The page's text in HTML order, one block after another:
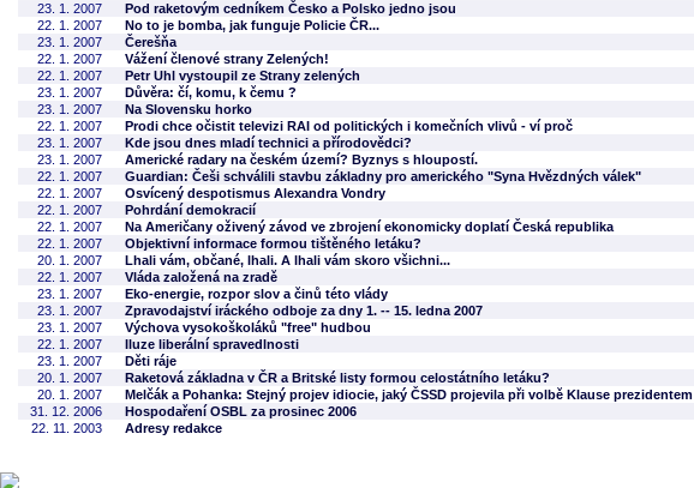
23. 1. 2007
Pod raketovým cedníkem Česko a Polsko jedno jsou
22. 1. 2007
No to je bomba, jak funguje Policie ČR...
23. 1. 2007
Čerešňa
22. 1. 2007
Vážení členové strany Zelených!
22. 1. 2007
Petr Uhl vystoupil ze Strany zelených
23. 1. 2007
Důvěra: čí, komu, k čemu ?
23. 1. 2007
Na Slovensku horko
22. 1. 2007
Prodi chce očistit televizi RAI od politických i komečních vlivů - ví proč
23. 1. 2007
Kde jsou dnes mladí technici a přírodovědci?
23. 1. 2007
Americké radary na českém území? Byznys s hloupostí.
22. 1. 2007
Guardian: Češi schválili stavbu základny pro amerického "Syna Hvězdných válek"
22. 1. 2007
Osvícený despotismus Alexandra Vondry
22. 1. 2007
Pohrdání demokracií
22. 1. 2007
Na Američany oživený závod ve zbrojení ekonomicky doplatí Česká republika
22. 1. 2007
Objektivní informace formou tištěného letáku?
20. 1. 2007
Lhali vám, občané, lhali. A lhali vám skoro všichni...
22. 1. 2007
Vláda založená na zradě
23. 1. 2007
Eko-energie, rozpor slov a činů této vlády
23. 1. 2007
Zpravodajství iráckého odboje za dny 1. -- 15. ledna 2007
23. 1. 2007
Výchova vysokoškoláků "free" hudbou
22. 1. 2007
Iluze liberální spravedlnosti
23. 1. 2007
Děti ráje
20. 1. 2007
Raketová základna v ČR a Britské listy formou celostátního letáku?
20. 1. 2007
Melčák a Pohanka: Stejný projev idiocie, jaký ČSSD projevila při volbě Klause prezidentem
31. 12. 2006
Hospodaření OSBL za prosinec 2006
22. 11. 2003
Adresy redakce